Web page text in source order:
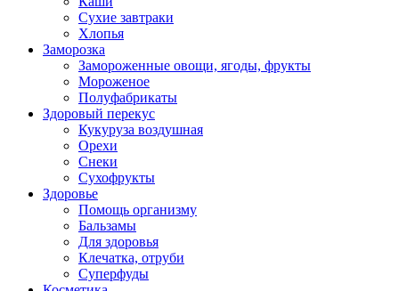
Сухие завтраки
Хлопья
Заморозка
Замороженные овощи, ягоды, фрукты
Мороженое
Полуфабрикаты
Здоровый перекус
Кукуруза воздушная
Орехи
Снеки
Сухофрукты
Здоровье
Помощь организму
Бальзамы
Для здоровья
Клечатка, отруби
Суперфуды